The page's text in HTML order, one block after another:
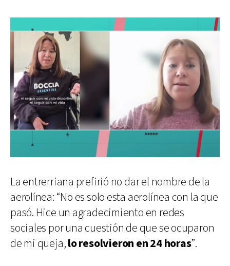
La entrerriana prefirió no dar el nombre de la
aerolínea: “No es solo esta aerolínea con la que
pasó. Hice un agradecimiento en redes
sociales por una cuestión de que se ocuparon
de mi queja,lo resolvieron en 24 horas”.